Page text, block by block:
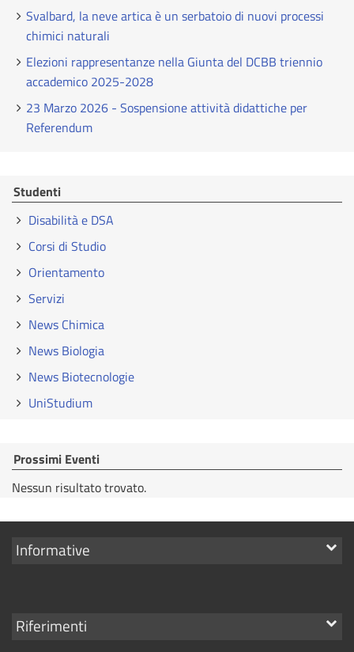
Svalbard, la neve artica è un serbatoio di nuovi processi
chimici naturali
Elezioni rappresentanze nella Giunta del DCBB triennio
accademico 2025-2028
23 Marzo 2026 - Sospensione attività didattiche per
Referendum
Studenti
Disabilità e DSA
Corsi di Studio
Orientamento
Servizi
News Chimica
News Biologia
News Biotecnologie
UniStudium
Prossimi Eventi
Nessun risultato trovato.
Mostra
Informative
Mostra
Riferimenti